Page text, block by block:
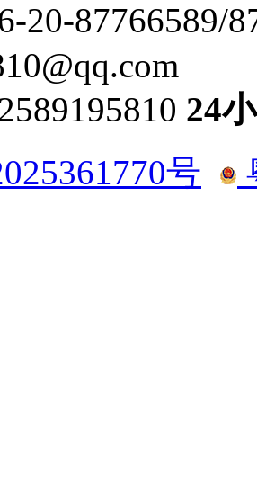
20-87766589/
24
号